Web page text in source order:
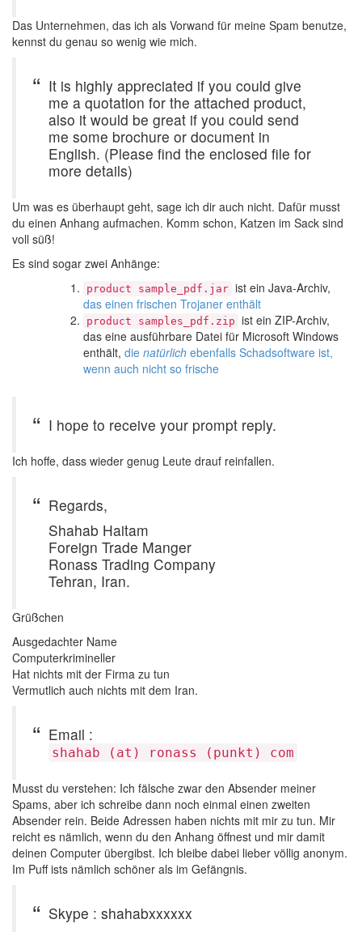
Das Unternehmen, das ich als Vorwand für meine Spam benutze,
kennst du genau so wenig wie mich.
It is highly appreciated if you could give
me a quotation for the attached product,
also it would be great if you could send
me some brochure or document in
English. (Please find the enclosed file for
more details)
Um was es überhaupt geht, sage ich dir auch nicht. Dafür musst
du einen Anhang aufmachen. Komm schon, Katzen im Sack sind
voll süß!
Es sind sogar zwei Anhänge:
product sample_pdf.jar ist ein Java-Archiv,
das einen frischen Trojaner enthält
product samples_pdf.zip ist ein ZIP-Archiv,
das eine ausführbare Datei für Microsoft Windows
enthält, die natürlich ebenfalls Schadsoftware ist,
wenn auch nicht so frische
I hope to receive your prompt reply.
Ich hoffe, dass wieder genug Leute drauf reinfallen.
Regards,
Shahab Haitam
Foreign Trade Manger
Ronass Trading Company
Tehran, Iran.
Grüßchen
Ausgedachter Name
Computerkrimineller
Hat nichts mit der Firma zu tun
Vermutlich auch nichts mit dem Iran.
Email :
shahab (at) ronass (punkt) com
Musst du verstehen: Ich fälsche zwar den Absender meiner
Spams, aber ich schreibe dann noch einmal einen zweiten
Absender rein. Beide Adressen haben nichts mit mir zu tun. Mir
reicht es nämlich, wenn du den Anhang öffnest und mir damit
deinen Computer übergibst. Ich bleibe dabei lieber völlig anonym.
Im Puff ists nämlich schöner als im Gefängnis.
Skype : shahabxxxxxx